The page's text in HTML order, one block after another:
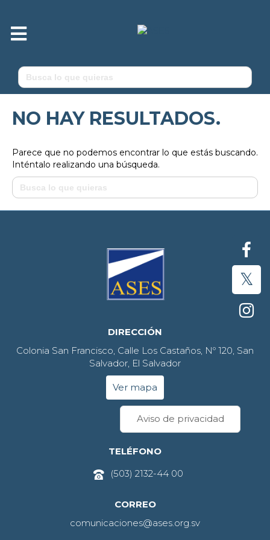
M
e
ú
Buscar:
NO HAY RESULTADOS.
Parece que no podemos encontrar lo que estás buscando.
Inténtalo realizando una búsqueda.
Buscar:
DIRECCIÓN
Colonia San Francisco, Calle Los Castaños, Nº 120, San
Salvador, El Salvador
Ver mapa
Aviso de privacidad
TELÉFONO
(503) 2132-44 00
CORREO
comunicaciones@ases.org.sv